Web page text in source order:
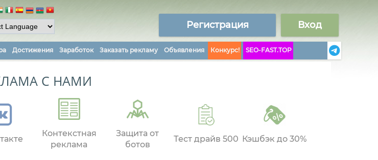
Регистрация Вход
Достижения Заработок Заказать рекламу Объявления Конкурс! SEO-FAST.TOP
С НАМИ
Контекстная
реклама
Защита от
ботов
Тест драйв 500 Кэшбэк до 30%